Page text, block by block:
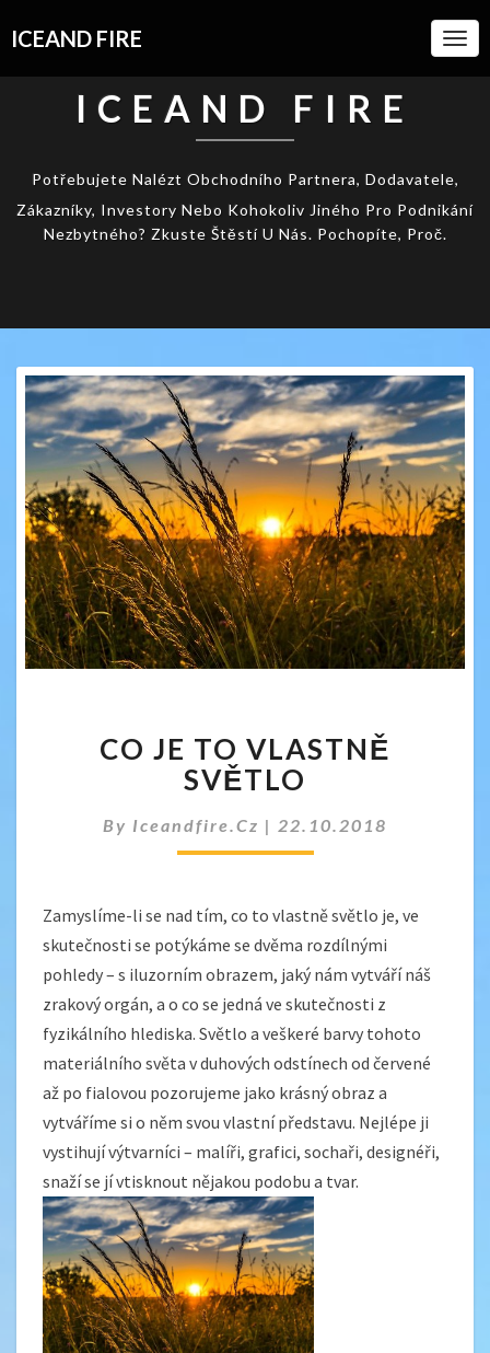
ICEAND FIRE
ICEAND FIRE
Potřebujete Nalézt Obchodního Partnera, Dodavatele,
Zákazníky, Investory Nebo Kohokoliv Jiného Pro Podnikání
Nezbytného? Zkuste Štěstí U Nás. Pochopíte, Proč.
JE
TO
VLASTNĚ
SVĚTLO
CO JE TO VLASTNĚ
SVĚTLO
By Iceandfire.cz | 22.10.2018
Zamyslíme-li se nad tím, co to vlastně světlo je, ve
skutečnosti se potýkáme se dvěma rozdílnými
pohledy – s iluzorním obrazem, jaký nám vytváří náš
zrakový orgán, a o co se jedná ve skutečnosti z
fyzikálního hlediska. Světlo a veškeré barvy tohoto
materiálního světa v duhových odstínech od červené
až po fialovou pozorujeme jako krásný obraz a
vytváříme si o něm svou vlastní představu. Nejlépe ji
vystihují výtvarníci – malíři, grafici, sochaři, designéři,
snaží se jí vtisknout nějakou podobu a tvar.